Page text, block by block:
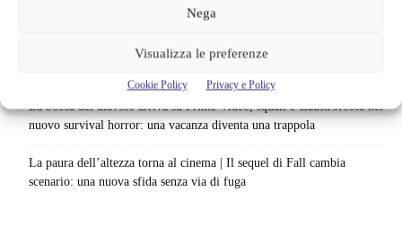
Nega
Visualizza le preferenze
Cookie Policy Privacy e Policy
alimenta una nuova teoria: il dettaglio che coinvolge i due più amati
Barbie 2 rischia di saltare | Warner Bros. ha pochi mesi per trovare un
La bocca del diavolo arriva su Prime Video, squali e claustrofobia nel
nuovo survival horror: una vacanza diventa una trappola
La paura dell’altezza torna al cinema | Il sequel di Fall cambia
scenario: una nuova sfida senza via di fuga